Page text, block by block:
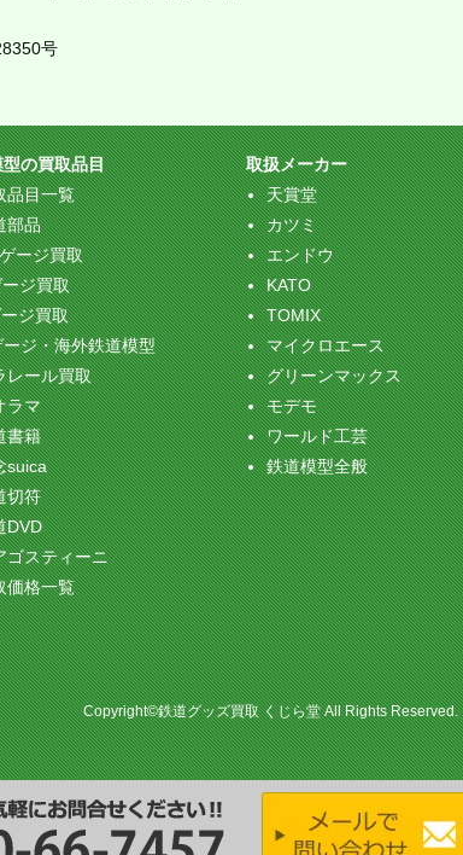
号
型の買取品目
品目一覧
部品
ージ買取
ジ買取
ジ買取
ージ・海外鉄道模型
レール買取
ラマ
書籍
suica
切符
DVD
ゴスティーニ
価格一覧
取扱メーカー
天賞堂
カツミ
エンドウ
KATO
TOMIX
マイクロエース
グリーンマックス
モデモ
ワールド工芸
鉄道模型全般
Copyright©鉄道グッズ買取 くじら堂 All Rights Reserved.